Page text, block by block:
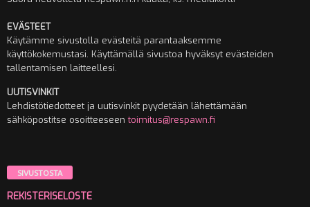
EVÄSTEET
Käytämme sivustolla evästeitä parantaaksemme
käyttökokemustasi. Käyttämällä sivustoa hyväksyt evästeiden
tallentamisen laitteellesi.
UUTISVINKIT
Lehdistötiedotteet ja uutisvinkit pyydetään lähettämään
sähköpostitse osoitteeseentoimitus@respawn.fi
SIVUSTOSTA
REKISTERISELOSTE